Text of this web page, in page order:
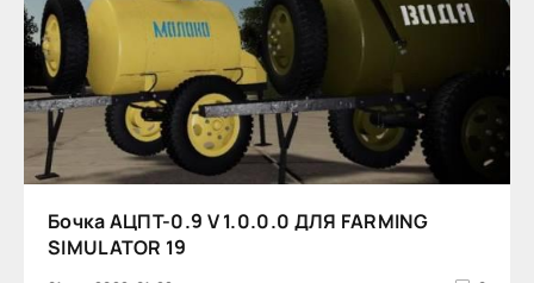
Бочка АЦПТ-0.9 V 1.0.0.0 ДЛЯ FARMING
SIMULATOR 19